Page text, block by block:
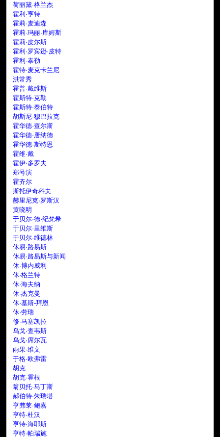
荷丽黛·格兰杰
霍利·亨特
霍莉·麦迪森
霍莉·玛丽·库姆斯
霍莉·皮尔斯
霍利·罗宾逊·皮特
霍利·泰勒
霍特·麦克卡兰尼
洪常秀
霍普·戴维斯
霍斯特·克勒
霍斯特·泰伯特
胡斯尼·穆巴拉克
霍华德·查尔斯
霍华德·唐纳德
霍华德·斯特恩
霍维·戴
霍伊·多罗夫
郑号演
霍齐尔
斯托伊奇科夫
赫里尼克·罗斯汉
黄晓明
于贝尔·德·纪梵希
于贝尔·里维斯
于贝尔·维德林
休易·路易斯
休易·路易斯与新闻
休·博内威利
休·格兰特
休·海夫纳
休·杰克曼
休·基斯-拜恩
休·劳瑞
修·马塞凯拉
乌戈·查韦斯
乌戈·席尔瓦
雨果·维文
于格·欧弗雷
胡克
胡克·霍根
翁贝托·马丁斯
郝伯特·朱瑞塔
亨弗莱·鲍嘉
亨特·杜汉
亨特·海耶斯
亨特·帕瑞施